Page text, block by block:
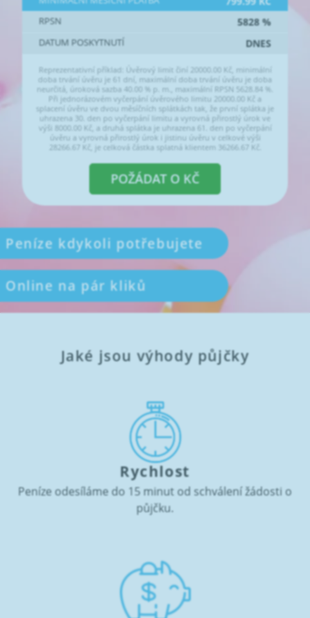
Peníze kdykoli potřebujete
Online na pár kliků
RPSN 5828 %
DATUM POSKYTNUTÍ DNES
Reprezentativní příklad: Úvěrový limit činí 20000.00 Kč, minimální
doba trvání úvěru je 61 dní, maximální doba trvání úvěru je doba
neurčitá, úroková sazba 40.00 % p. m., maximální RPSN 5628.84 %.
Při jednorázovém vyčerpání úvěrového limitu
20000.00 Kč a
splacení úvěru ve dvou měsíčních splátkách tak, že první splátka je
uhrazena 30. den po vyčerpání limitu a vyrovná přirostlý úrok ve
výši
8000.00 Kč, a druhá splátka je uhrazena 61. den po vyčerpání
úvěru a vyrovná přirostlý úrok i jistinu úvěru v celkové výši
28266.67
Kč, je celková částka splatná klientem 36266.67 Kč.
POŽÁDAT O KČ
Jaké jsou výhody půjčky
Rychlost
Peníze odesíláme do 15 minut od schválení žádosti o
půjčku.